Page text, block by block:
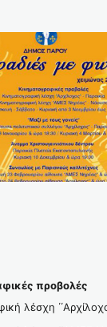
προβολές
λέσχη